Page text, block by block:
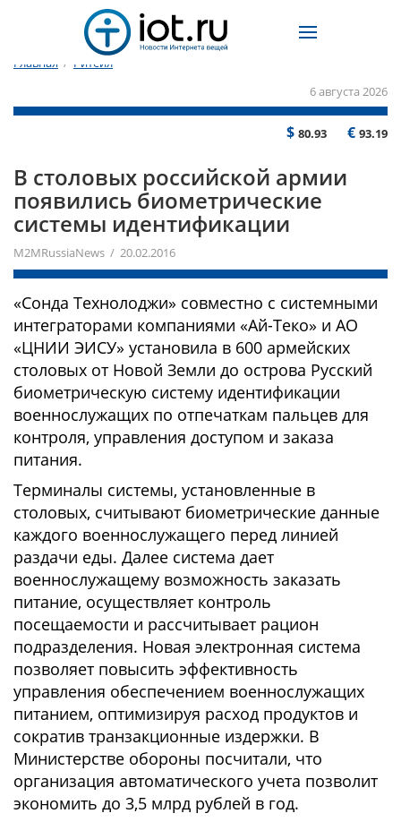
Главная / Ритейл
6 августа 2026
$ 80.93 € 93.19
В столовых российской армии
появились биометрические
системы идентификации
M2MRussiaNews / 20.02.2016
«Сонда Технолоджи» совместно с системными
интеграторами компаниями «Ай-Теко» и АО
«ЦНИИ ЭИСУ» установила в 600 армейских
столовых от Новой Земли до острова Русский
биометрическую систему идентификации
военнослужащих по отпечаткам пальцев для
контроля, управления доступом и заказа
питания.
Терминалы системы, установленные в
столовых, считывают биометрические данные
каждого военнослужащего перед линией
раздачи еды. Далее система дает
военнослужащему возможность заказать
питание, осуществляет контроль
посещаемости и рассчитывает рацион
подразделения. Новая электронная система
позволяет повысить эффективность
управления обеспечением военнослужащих
питанием, оптимизируя расход продуктов и
сократив транзакционные издержки. В
Министерстве обороны посчитали, что
организация автоматического учета позволит
экономить до 3,5 млрд рублей в год.